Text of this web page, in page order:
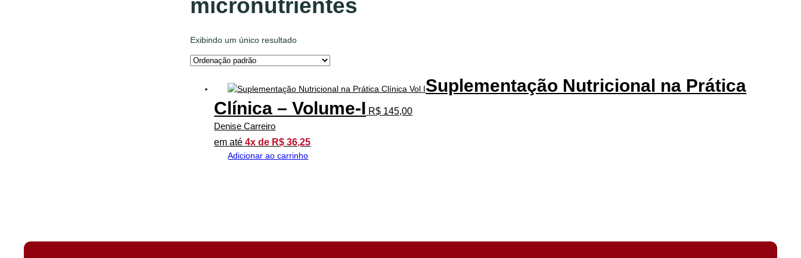
micronutrientes
Exibindo um único resultado
Suplementação Nutricional na Prática
Clínica – Volume-I R$ 145,00
Denise Carreiro
em até4x de R$ 36,25
Adicionar ao carrinho